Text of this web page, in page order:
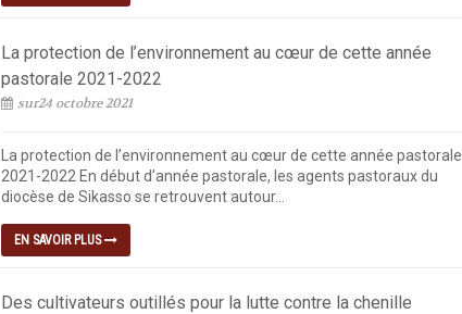
La protection de l’environnement au cœur de cette année
pastorale 2021-2022
sur24 octobre 2021
La protection de l’environnement au cœur de cette année pastorale
2021-2022 En début d’année pastorale, les agents pastoraux du
diocèse de Sikasso se retrouvent autour...
EN SAVOIR PLUS
Des cultivateurs outillés pour la lutte contre la chenille